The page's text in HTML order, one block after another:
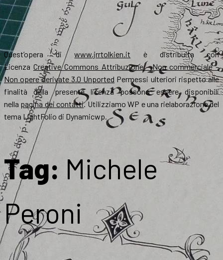
Quest’opera diwww.jrrtolkien.it è distribuita con
Licenza Creative Commons Attribuzione – Non commerciale –
Non opere derivate 3.0 Unported Permessi ulteriori rispetto alle
finalità della presente licenza possono essere disponibili
nella pagina dei contatti. Utilizziamo WP e una rielaborazione del
tema LightFolio di Dynamicwp.
Tag: Michele
Peroni